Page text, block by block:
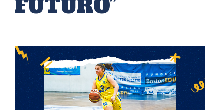
FUTURO”